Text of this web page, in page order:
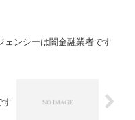
ェンシーは闇金融業者です
す